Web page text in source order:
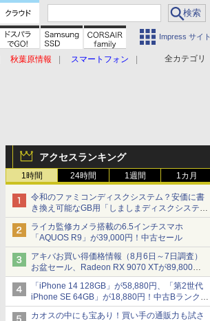
Impress サイト
全カテゴリ
秋葉原情報
スマートフォン
アクセスランキング
1時間 24時間 1週間 1カ月
令和のファミコンディスクシステム？安価に書
き換え可能なGB用「しましまディスクシステ
ム」
ライカ監修カメラ搭載の6.5インチスマホ
「AQUOS R9」が39,000円！中古セール
アキバお買い得価格情報（8月6日～7日調査）
お盆セール、Radeon RX 9070 XTが89,800
円、水平周波数24.8kHz対応の17型モニターが
9,801円、暑さ指数連動セール ほか
「iPhone 14 128GB」が58,880円、「第2世代
iPhone SE 64GB」が18,880円！中古Bランク品
セール
カオスの中にも宝あり！買い手の通販力も試さ